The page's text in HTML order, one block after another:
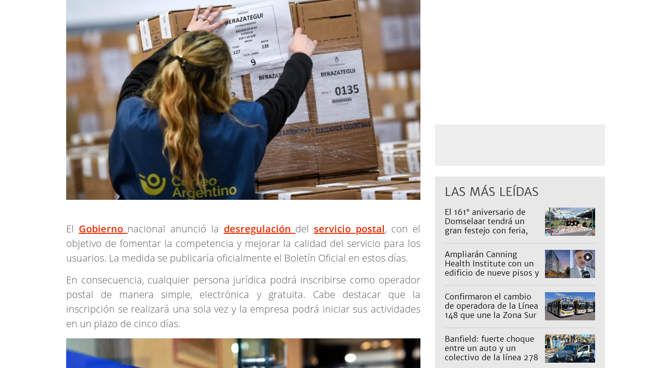
El Gobierno nacional anunció la desregulación del servicio postal, con el
objetivo de fomentar la competencia y mejorar la calidad del servicio para los
usuarios. La medida se publicaría oficialmente el Boletín Oficial en estos días.
En consecuencia, cualquier persona jurídica podrá inscribirse como operador
postal de manera simple, electrónica y gratuita. Cabe destacar que la
inscripción se realizará una sola vez y la empresa podrá iniciar sus actividades
en un plazo de cinco días.
LAS MÁS LEÍDAS
El 161° aniversario de
Domselaar tendrá un
gran festejo con feria,
propuestas para niños
Ampliarán Canning
Health Institute con un
edificio de nueve pisos y
millones
Confirmaron el cambio
de operadora de la Línea
148 que une la Zona Sur
los recorridos
Banfield: fuerte choque
entre un auto y un
colectivo de la línea 278